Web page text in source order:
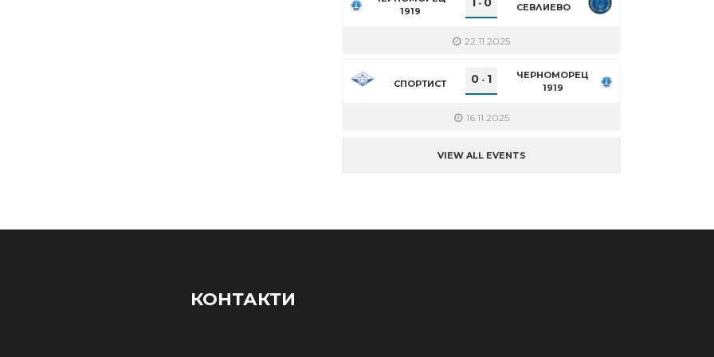
1919
- СЕВЛИЕВО
22.11.2025
СПОРТИСТ 0 - 1
ЧЕРНОМОРЕЦ
1919
16.11.2025
VIEW ALL EVENTS
КОНТАКТИ